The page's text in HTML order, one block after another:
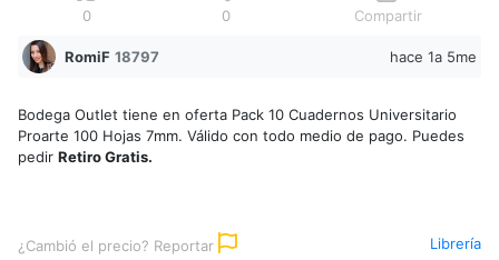
0 0 Compartir
RomiF 18797 hace 1a 5me
Bodega Outlet tiene en oferta Pack 10 Cuadernos Universitario
Proarte 100 Hojas 7mm. Válido con todo medio de pago. Puedes
pedir Retiro Gratis.
¿Cambió el precio? Reportar Librería